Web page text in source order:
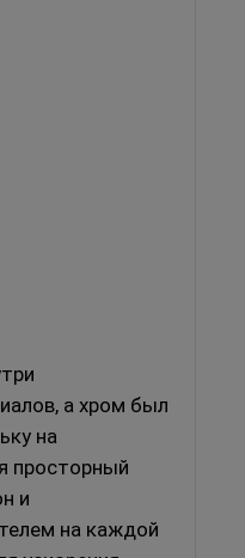
а хром был
на
просторный
и
на каждой